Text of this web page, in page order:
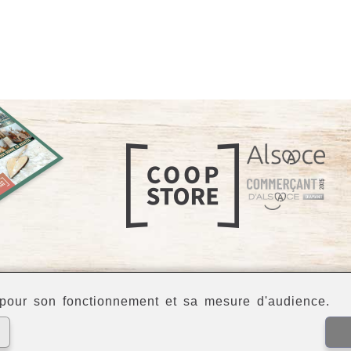
son fonctionnement et sa mesure d'audience.